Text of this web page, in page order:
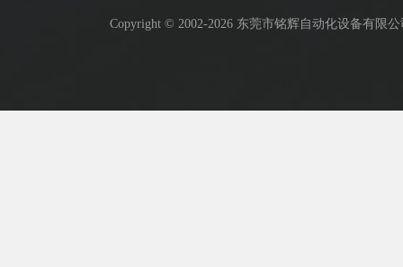
Copyright © 2002-2026 东莞市铭辉自动化设备有限